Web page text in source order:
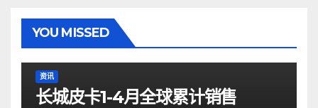
YOU MISSED
资讯
长城皮卡1-4月全球累计销售